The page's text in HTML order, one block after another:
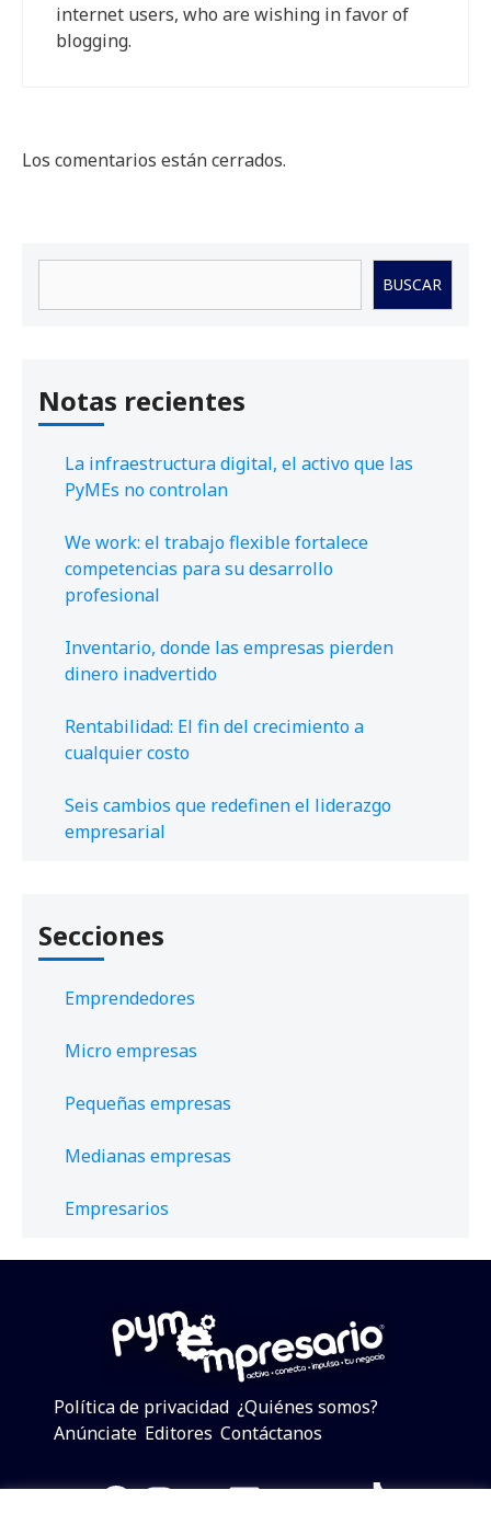
internet users, who are wishing in favor of
blogging.
Los comentarios están cerrados.
BUSCAR
Notas recientes
La infraestructura digital, el activo que las
PyMEs no controlan
We work: el trabajo flexible fortalece
competencias para su desarrollo
profesional
Inventario, donde las empresas pierden
dinero inadvertido
Rentabilidad: El fin del crecimiento a
cualquier costo
Seis cambios que redefinen el liderazgo
empresarial
Secciones
Emprendedores
Micro empresas
Pequeñas empresas
Medianas empresas
Empresarios
Política de privacidad ¿Quiénes somos?
Anúnciate Editores Contáctanos
Facebook
Instagram
Twitter
LinkedIn
Telegram
YouTube
TikTok